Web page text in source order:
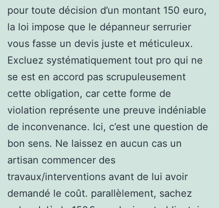
pour toute décision d’un montant 150 euro,
la loi impose que le dépanneur serrurier
vous fasse un devis juste et méticuleux.
Excluez systématiquement tout pro qui ne
se est en accord pas scrupuleusement
cette obligation, car cette forme de
violation représente une preuve indéniable
de inconvenance. Ici, c’est une question de
bon sens. Ne laissez en aucun cas un
artisan commencer des
travaux/interventions avant de lui avoir
demandé le coût. parallèlement, sachez